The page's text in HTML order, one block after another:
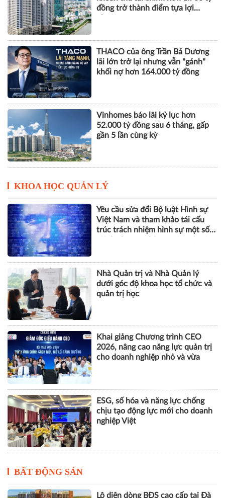
đồng trở thành điểm tựa lợi
THACO của ông Trần Bá Dương
lãi lớn trở lại nhưng vẫn "gánh"
khối nợ hơn 164.000 tỷ đồng
Vinhomes báo lãi kỷ lục hơn
52.000 tỷ đồng sau 6 tháng, gấp
gần 5 lần cùng kỳ
KHOA HỌC QUẢN LÝ
Yêu cầu sửa đổi Bộ luật Hình sự
Việt Nam và tham khảo tái cấu
trúc trách nhiệm hình sự một số
Nhà Quản trị và Nhà Quản lý
dưới góc độ khoa học tổ chức và
quản trị học
Khai giảng Chương trình CEO
2026, nâng cao năng lực quản trị
cho doanh nghiệp nhỏ và vừa
ESG, số hóa và năng lực chống
chịu tạo động lực mới cho doanh
nghiệp Việt
BẤT ĐỘNG SẢN
Lộ diện dòng BĐS cao cấp tại Đà